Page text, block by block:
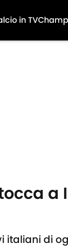
in TV
italiani di